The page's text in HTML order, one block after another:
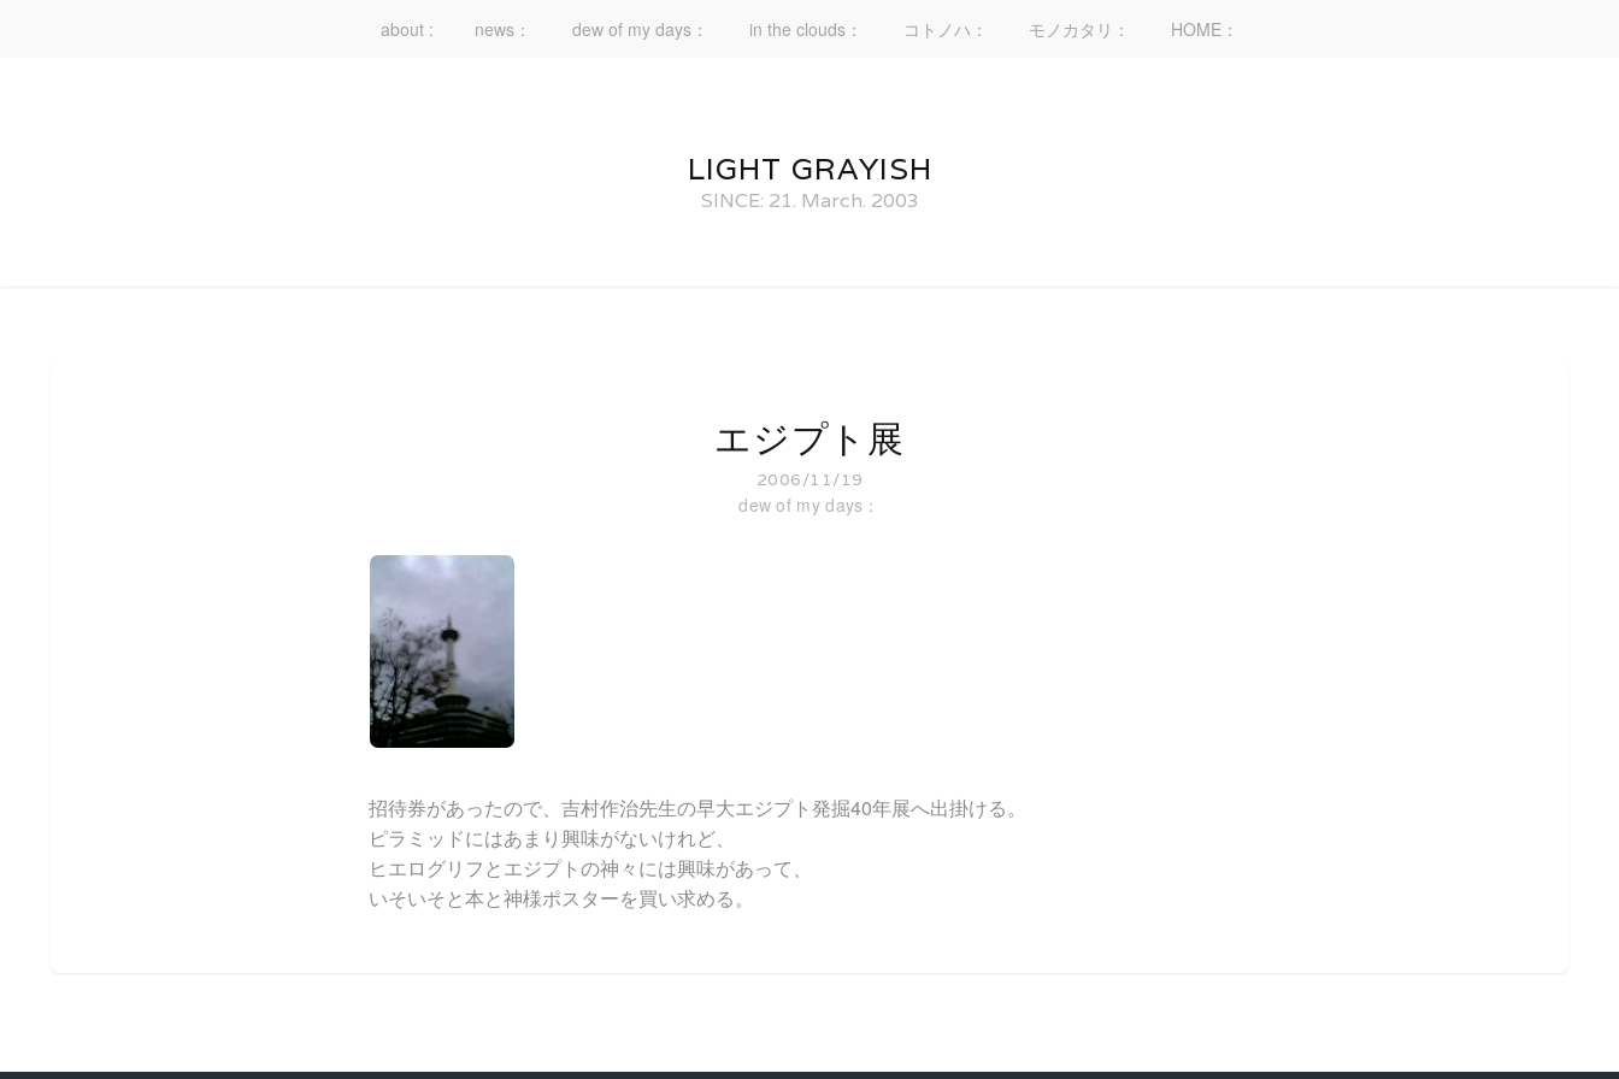
about : news： dew of my days： in the clouds： コトノハ： モノカタリ： HOME：
LIGHT GRAYISH
SINCE: 21. March. 2003
エジプト展
2006/11/19
dew of my days：
招待券があったので、吉村作治先生の早大エジプト発掘40年展へ出掛ける。
ピラミッドにはあまり興味がないけれど、
ヒエログリフとエジプトの神々には興味があって、
いそいそと本と神様ポスターを買い求める。